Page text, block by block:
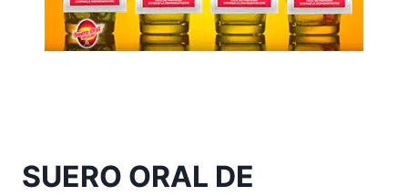
SUERO ORAL DE